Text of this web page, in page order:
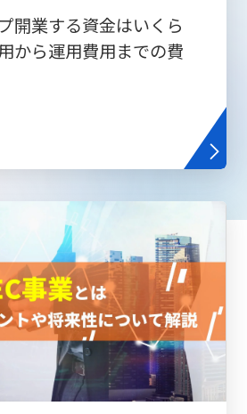
開業する資金はいくら
から運用費用までの費